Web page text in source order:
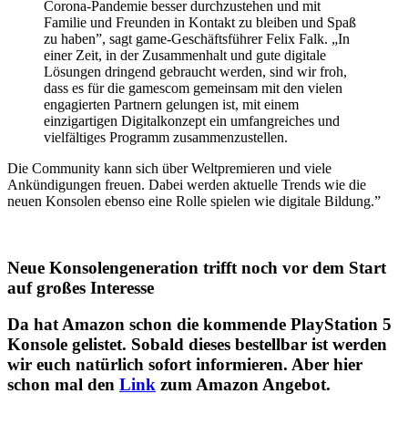
Corona-Pandemie besser durchzustehen und mit
Familie und Freunden in Kontakt zu bleiben und Spaß
zu haben”, sagt game-Geschäftsführer Felix Falk. „In
einer Zeit, in der Zusammenhalt und gute digitale
Lösungen dringend gebraucht werden, sind wir froh,
dass es für die gamescom gemeinsam mit den vielen
engagierten Partnern gelungen ist, mit einem
einzigartigen Digitalkonzept ein umfangreiches und
vielfältiges Programm zusammenzustellen.
Die Community kann sich über Weltpremieren und viele
Ankündigungen freuen. Dabei werden aktuelle Trends wie die
neuen Konsolen ebenso eine Rolle spielen wie digitale Bildung.”
Neue Konsolengeneration trifft noch vor dem Start
auf großes Interesse
Da hat Amazon schon die kommende PlayStation 5
Konsole gelistet. Sobald dieses bestellbar ist werden
wir euch natürlich sofort informieren. Aber hier
schon mal den Link zum Amazon Angebot.